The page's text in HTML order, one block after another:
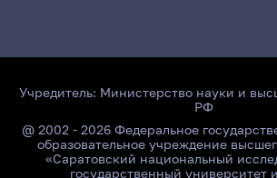
Учредитель: Министерство науки и
РФ
@ 2002 - 2026 Федеральное
образовательное учреждение
«Саратовский национальный
государственный университет